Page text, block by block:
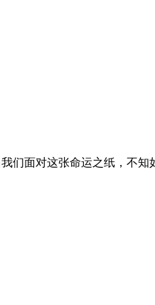
们面对这张命运之纸，不